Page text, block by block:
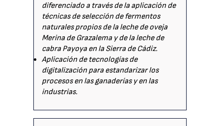
diferenciado a través de la aplicación de
técnicas de selección de fermentos
naturales propios de la leche de oveja
Merina de Grazalema y de la leche de
cabra Payoya en la Sierra de Cádiz.
Aplicación de tecnologías de
digitalización para estandarizar los
procesos en las ganaderías y en las
industrias.